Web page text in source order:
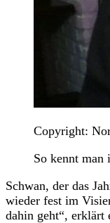
Copyright:
So kennt man
Schwan, der das
wieder fest im
dahin geht“, erklärt